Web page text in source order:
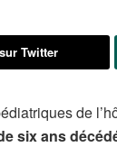
Twitter
de
six ans